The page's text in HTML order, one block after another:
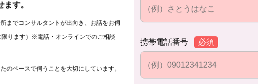
す。
までコンサルタントが出向き、お話をお伺
ります）※電話・オンラインでのご相談
のペースで伺うことを大切にしています。
携帯電話番号 必須